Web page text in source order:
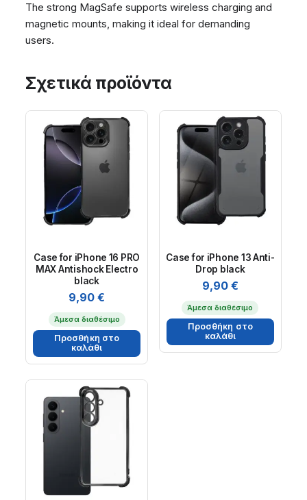
The strong MagSafe supports wireless charging and
magnetic mounts, making it ideal for demanding
users.
Σχετικά προϊόντα
Case for iPhone 16 PRO
MAX Antishock Electro
black
9,90€
Άμεσα διαθέσιμο
Προσθήκη στο
καλάθι
Case for iPhone 13 Anti-
Drop black
9,90 €
Άμεσα διαθέσιμο
Προσθήκη στο
καλάθι